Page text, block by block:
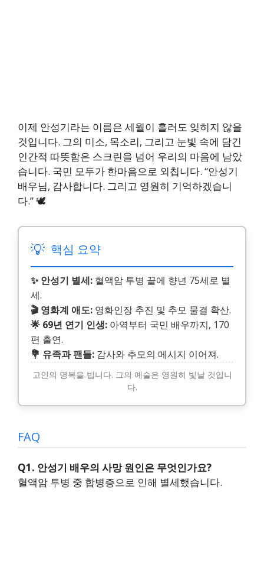
이제 안성기라는 이름은 세월이 흘러도 잊히지 않을
것입니다. 그의 미소, 목소리, 그리고 눈빛 속에 담긴
인간적 따뜻함은 스크린을 넘어 우리의 마음에 남았
습니다. 국민 모두가 한마음으로 외칩니다. “안성기
배우님, 감사합니다. 그리고 영원히 기억하겠습니
다.” 🕊️
💡 핵심 요약
✨ 안성기 별세: 혈액암 투병 끝에 향년 75세로 별
세.
🎬 영화계 애도: 영화인장 추진 및 추모 물결 확산.
🌟 69년 연기 인생: 아역부터 국민 배우까지, 170
편 출연.
💐 유족과 팬들: 감사와 추모의 메시지 이어져.
고인의 명복을 빕니다. 그의 예술은 영원히 빛날 것입니
다.
FAQ
Q1. 안성기 배우의 사망 원인은 무엇인가요?
혈액암 투병 중 합병증으로 인해 별세했습니다.